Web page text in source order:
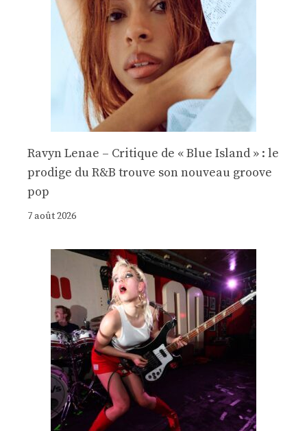
Ravyn Lenae – Critique de « Blue Island » : le
prodige du R&B trouve son nouveau groove
pop
7 août 2026